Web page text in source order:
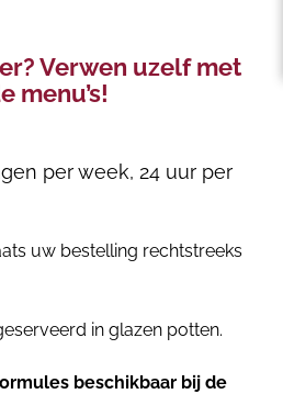
Verwen uzelf met
menu’s!
per week, 24 uur per
uw bestelling rechtstreeks
in glazen potten.
beschikbaar bij de